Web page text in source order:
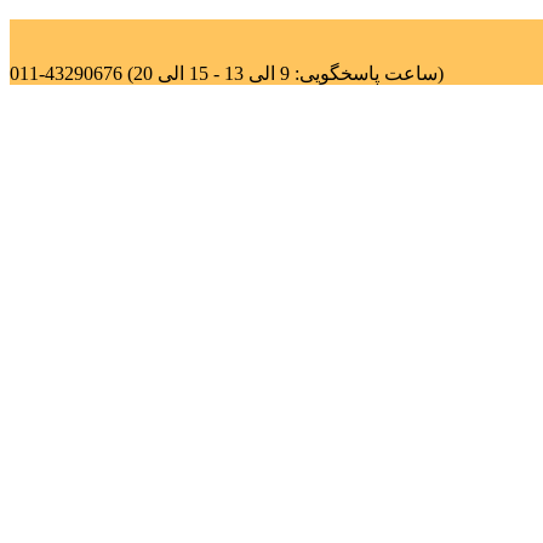
011-43290676 (ساعت پاسخگویی: 9 الی 13 - 15 الی 20)